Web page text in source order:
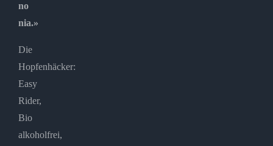
no
nia.»
Die
Hopfenhäcker:
Easy
Rider,
Bio
alkoholfrei,